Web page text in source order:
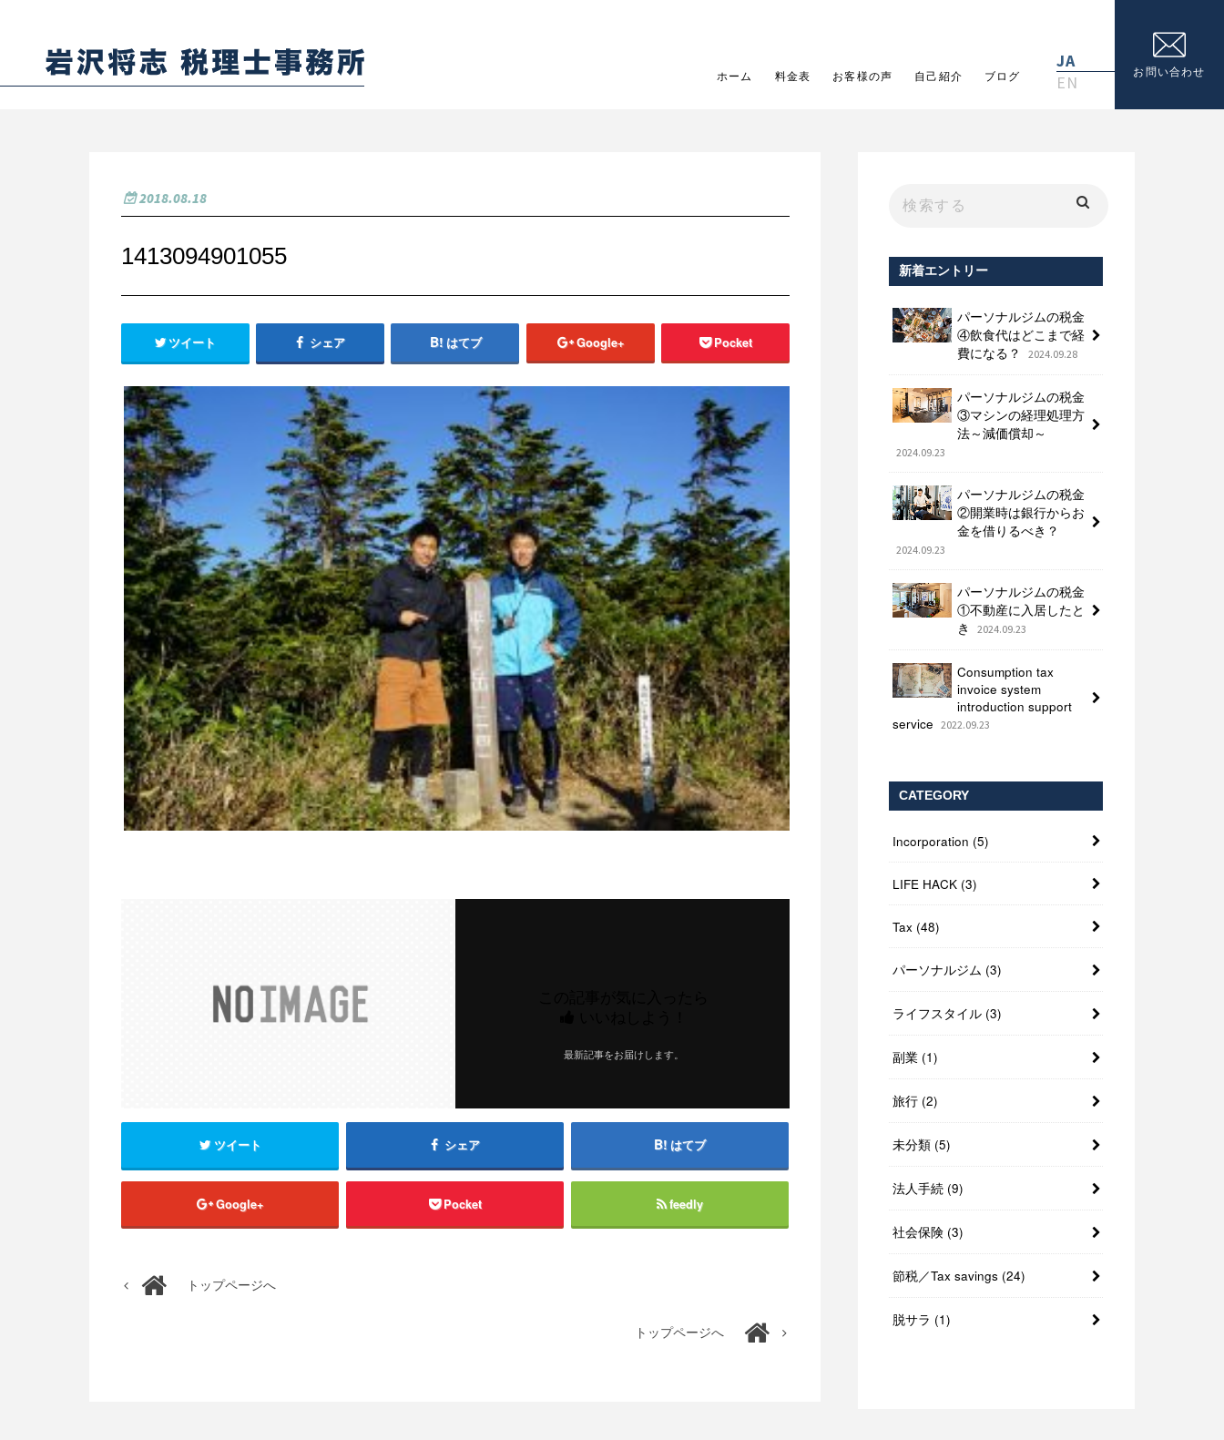
ホーム 料金表 お客様の声 自己紹介 ブログ
JA
EN
お問い合わせ
2018.08.18
1413094901055
ツイート シェア はてブ Google+ Pocket
最新記事をお届けします。
ツイート シェア はてブ
Google+ Pocket feedly
トップページへ
トップページへ
新着エントリー
パーソナルジムの税金
④飲食代はどこまで経
費になる？
2024.09.28
パーソナルジムの税金
③マシンの経理処理方
法～減価償却～
2024.09.23
パーソナルジムの税金
②開業時は銀行からお
金を借りるべき？
2024.09.23
パーソナルジムの税金
①不動産に入居したと
き
2024.09.23
Consumption tax
invoice system
introduction support
service 2022.09.23
CATEGORY
Incorporation (5)
LIFE HACK (3)
Tax (48)
パーソナルジム (3)
ライフスタイル (3)
副業 (1)
旅行 (2)
未分類 (5)
法人手続 (9)
社会保険 (3)
節税／Tax savings (24)
脱サラ (1)